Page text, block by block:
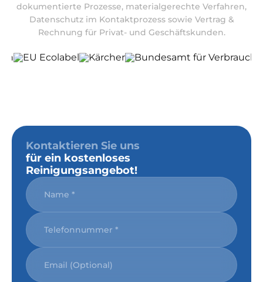
dokumentierte Prozesse, materialgerechte Verfahren,
Datenschutz im Kontaktprozess sowie Vertrag &
Rechnung für Privat- und Geschäftskunden.
Kontaktieren Sie uns
für ein kostenloses
Reinigungsangebot!